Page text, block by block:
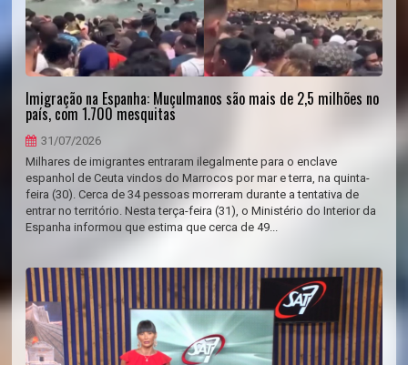
Imigração na Espanha: Muçulmanos são mais de 2,5 milhões no
país, com 1.700 mesquitas
31/07/2026
Milhares de imigrantes entraram ilegalmente para o enclave
espanhol de Ceuta vindos do Marrocos por mar e terra, na quinta-
feira (30). Cerca de 34 pessoas morreram durante a tentativa de
entrar no território. Nesta terça-feira (31), o Ministério do Interior da
Espanha informou que estima que cerca de 49...